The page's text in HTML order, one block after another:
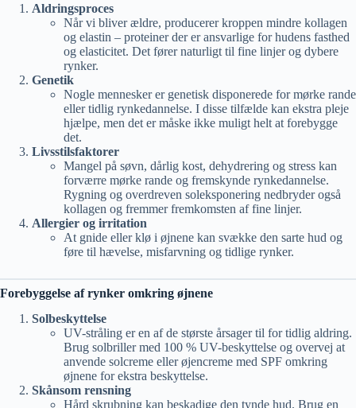
Aldringsproces
Når vi bliver ældre, producerer kroppen mindre kollagen
og elastin – proteiner der er ansvarlige for hudens fasthed
og elasticitet. Det fører naturligt til fine linjer og dybere
rynker.
Genetik
Nogle mennesker er genetisk disponerede for mørke rande
eller tidlig rynkedannelse. I disse tilfælde kan ekstra pleje
hjælpe, men det er måske ikke muligt helt at forebygge
det.
Livsstilsfaktorer
Mangel på søvn, dårlig kost, dehydrering og stress kan
forværre mørke rande og fremskynde rynkedannelse.
Rygning og overdreven soleksponering nedbryder også
kollagen og fremmer fremkomsten af fine linjer.
Allergier og irritation
At gnide eller klø i øjnene kan svække den sarte hud og
føre til hævelse, misfarvning og tidlige rynker.
Forebyggelse af rynker omkring øjnene
Solbeskyttelse
UV-stråling er en af de største årsager til for tidlig aldring.
Brug solbriller med 100 % UV-beskyttelse og overvej at
anvende solcreme eller øjencreme med SPF omkring
øjnene for ekstra beskyttelse.
Skånsom rensning
Hård skrubning kan beskadige den tynde hud. Brug en